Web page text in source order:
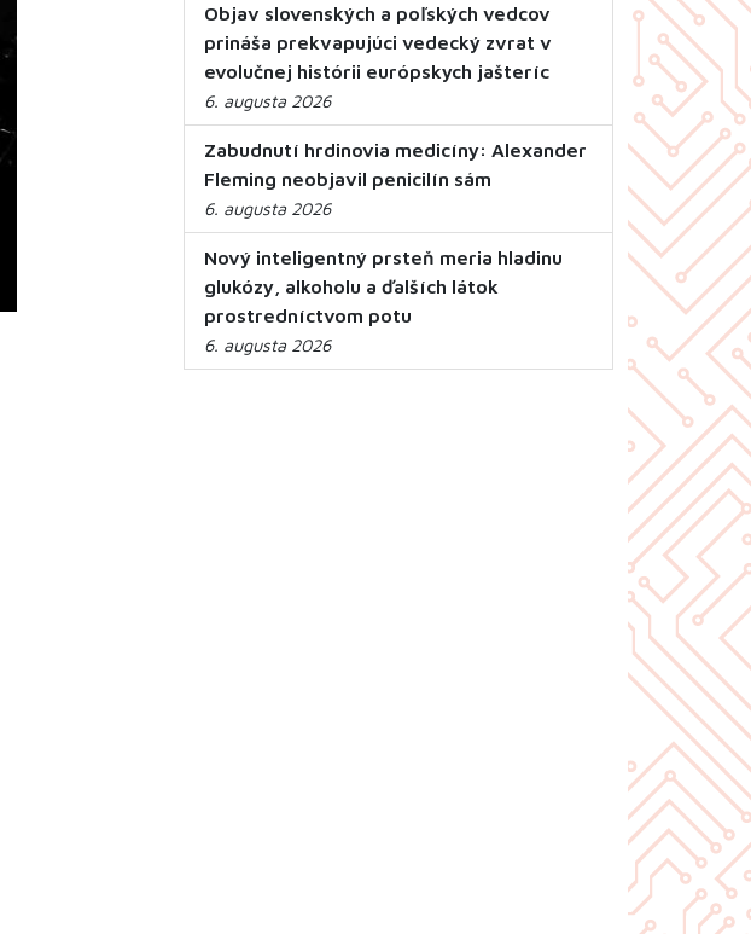
Objav slovenských a poľských vedcov
prináša prekvapujúci vedecký zvrat v
evolučnej histórii európskych jašteríc
6. augusta 2026
Zabudnutí hrdinovia medicíny: Alexander
Fleming neobjavil penicilín sám
6. augusta 2026
Nový inteligentný prsteň meria hladinu
glukózy, alkoholu a ďalších látok
prostredníctvom potu
6. augusta 2026